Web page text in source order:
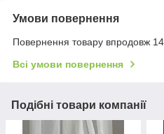
Умови повернення
Повернення товару впродовж 14
Всі умови повернення
Подібні товари компанії